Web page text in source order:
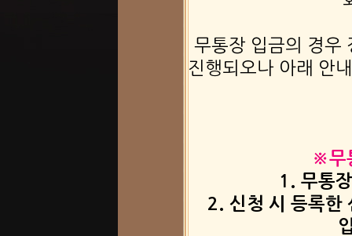
무통장 입금의 경우
진행되오나 아래 안
※무
1. 무통
2. 신청 시 등록한